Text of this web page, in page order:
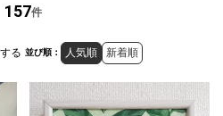
157件
る 並び順： 人気順 新着順